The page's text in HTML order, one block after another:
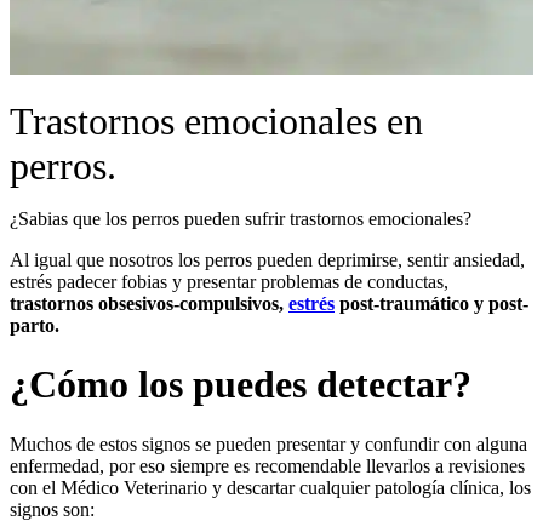
Trastornos emocionales en
perros.
¿Sabias que los perros pueden sufrir trastornos emocionales?
Al igual que nosotros los perros pueden deprimirse, sentir ansiedad,
estrés padecer fobias y presentar problemas de conductas,
trastornos obsesivos-compulsivos, estrés post-traumático y post-
parto.
¿Cómo los puedes detectar?
Muchos de estos signos se pueden presentar y confundir con alguna
enfermedad, por eso siempre es recomendable llevarlos a revisiones
con el Médico Veterinario y descartar cualquier patología clínica, los
signos son: